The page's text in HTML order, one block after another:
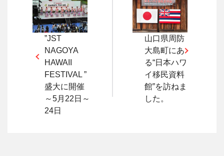
”JST
NAGOYA
HAWAII
FESTIVAL ”
盛大に開催
～5月22日～
24日
山口県周防
大島町にあ
る“日本ハワ
イ移民資料
館”を訪ねま
した。